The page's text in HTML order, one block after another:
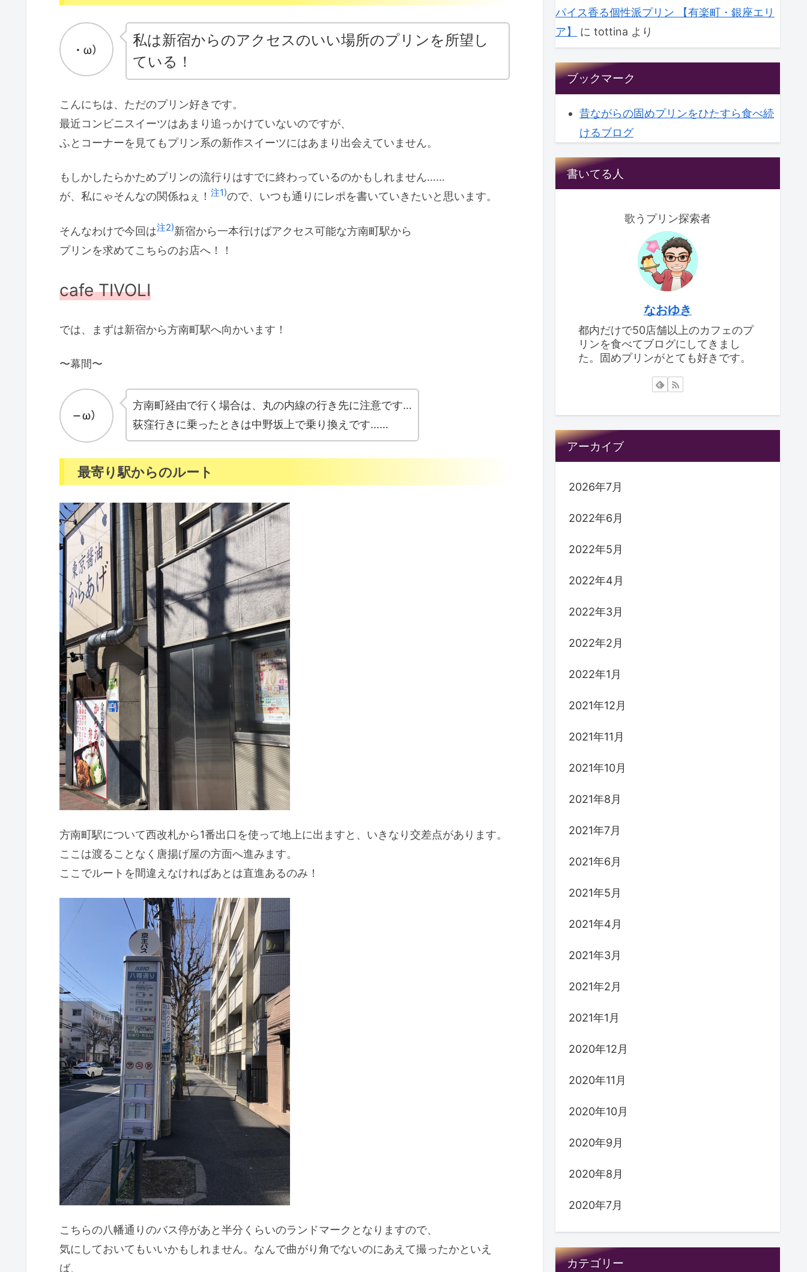
私は新宿からのアクセスのいい場所のプリンを所望し
ている！
こんにちは、ただのプリン好きです。
最近コンビニスイーツはあまり追っかけていないのですが、
ふとコーナーを見てもプリン系の新作スイーツにはあまり出会えていません。
もしかしたらかためプリンの流行りはすでに終わっているのかもしれません……
が、私にゃそんなの関係ねぇ！ 注1)ので、いつも通りにレポを書いていきたいと思います。
そんなわけで今回は注2)新宿から一本行けばアクセス可能な方南町駅から
プリンを求めてこちらのお店へ！！
cafe TIVOLI
では、まずは新宿から方南町駅へ向かいます！
〜幕間〜
方南町経由で行く場合は、丸の内線の行き先に注意です…
荻窪行きに乗ったときは中野坂上で乗り換えです……
最寄り駅からのルート
方南町駅について西改札から1番出口を使って地上に出ますと、いきなり交差点があります。
ここは渡ることなく唐揚げ屋の方面へ進みます。
ここでルートを間違えなければあとは直進あるのみ！
こちらの八幡通りのバス停があと半分くらいのランドマークとなりますので、
気にしておいてもいいかもしれません。なんで曲がり角でないのにあえて撮ったかといえ
ば、
パイス香る個性派プリン 【有楽町・銀座エリ
ア】
に tottina より
ブックマーク
昔ながらの固めプリンをひたすら食べ続
けるブログ
書いてる人
歌うプリン探索者
なおゆき
都内だけで50店舗以上のカフェのプ
リンを食べてブログにしてきまし
た。固めプリンがとても好きです。
アーカイブ
2026年7月
2022年6月
2022年5月
2022年4月
2022年3月
2022年2月
2022年1月
2021年12月
2021年11月
2021年10月
2021年8月
2021年7月
2021年6月
2021年5月
2021年4月
2021年3月
2021年2月
2021年1月
2020年12月
2020年11月
2020年10月
2020年9月
2020年8月
2020年7月
カテゴリー